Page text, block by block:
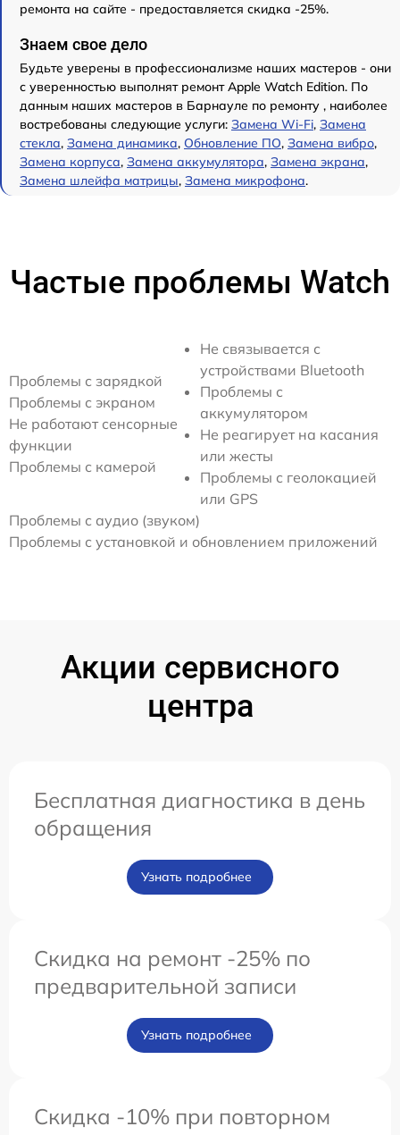
ремонта на сайте - предоставляется скидка -25%.
Знаем свое дело
Будьте уверены в профессионализме наших мастеров - они
с уверенностью выполнят ремонт Apple Watch Edition. По
данным наших мастеров в Барнауле по ремонту , наиболее
востребованы следующие услуги: Замена Wi-Fi, Замена
стекла, Замена динамика, Обновление ПО, Замена вибро,
Замена корпуса, Замена аккумулятора, Замена экрана,
Замена шлейфа матрицы, Замена микрофона.
Частые проблемы Watch
Проблемы с зарядкой
Проблемы с экраном
Не работают сенсорные
функции
Проблемы с камерой
Не связывается с
устройствами Bluetooth
Проблемы с
аккумулятором
Не реагирует на касания
или жесты
Проблемы с геолокацией
или GPS
Проблемы с аудио (звуком)
Проблемы с установкой и обновлением приложений
Акции сервисного
центра
Бесплатная диагностика в день
обращения
Узнать подробнее
Скидка на ремонт -25% по
предварительной записи
Узнать подробнее
Скидка -10% при повторном